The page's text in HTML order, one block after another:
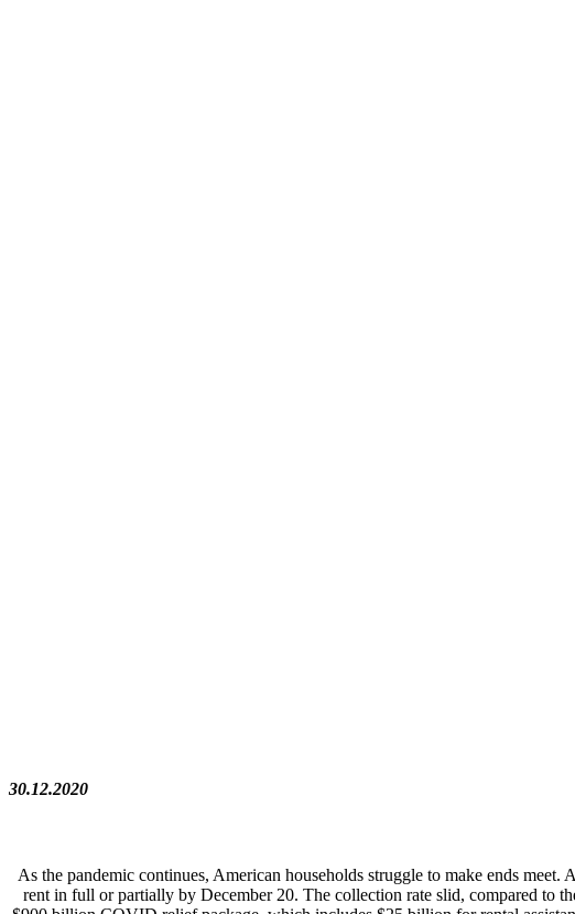
30.12.2020
As the pandemic continues, American households struggle to make ends
rent in full or partially by December 20. The collection rate slid, compared to